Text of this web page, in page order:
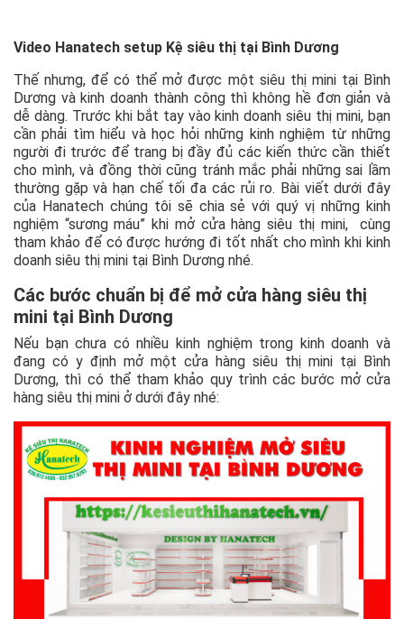
Video Hanatech setup Kệ siêu thị tại Bình Dương
Thế nhưng, để có thể mở được một siêu thị mini tại Bình
Dương và kinh doanh thành công thì không hề đơn giản và
dễ dàng. Trước khi bắt tay vào kinh doanh siêu thị mini, bạn
cần phải tìm hiểu và học hỏi những kinh nghiệm từ những
người đi trước để trang bị đầy đủ các kiến thức cần thiết
cho mình, và đồng thời cũng tránh mắc phải những sai lầm
thường gặp và hạn chế tối đa các rủi ro. Bài viết dưới đây
của Hanatech chúng tôi sẽ chia sẻ với quý vị những kinh
nghiệm “sương máu” khi mở cửa hàng siêu thị mini, cùng
tham khảo để có được hướng đi tốt nhất cho mình khi kinh
doanh siêu thị mini tại Bình Dương nhé.
Các bước chuẩn bị để mở cửa hàng siêu thị
mini tại Bình Dương
Nếu bạn chưa có nhiều kinh nghiệm trong kinh doanh và
đang có y định mở một cửa hàng siêu thị mini tại Bình
Dương, thì có thể tham khảo quy trình các bước mở cửa
hàng siêu thị mini ở dưới đây nhé: